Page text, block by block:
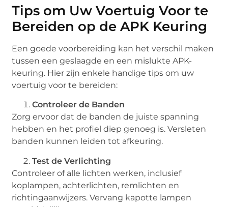
Tips om Uw Voertuig Voor te
Bereiden op de APK Keuring
Een goede voorbereiding kan het verschil maken
tussen een geslaagde en een mislukte APK-
keuring. Hier zijn enkele handige tips om uw
voertuig voor te bereiden:
Controleer de Banden
Zorg ervoor dat de banden de juiste spanning
hebben en het profiel diep genoeg is. Versleten
banden kunnen leiden tot afkeuring.
Test de Verlichting
Controleer of alle lichten werken, inclusief
koplampen, achterlichten, remlichten en
richtingaanwijzers. Vervang kapotte lampen